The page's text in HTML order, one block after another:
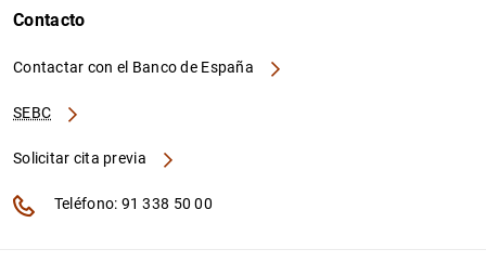
Contacto
Contactar con el Banco de España
SEBC
Solicitar cita previa
Teléfono: 91 338 50 00